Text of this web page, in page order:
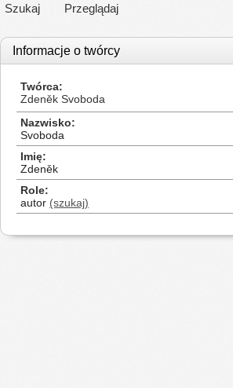
Szukaj Przeglądaj
Informacje o twórcy
Twórca
Zdeněk Svoboda
Nazwisko
Svoboda
Imię
Zdeněk
Role
autor (szukaj)